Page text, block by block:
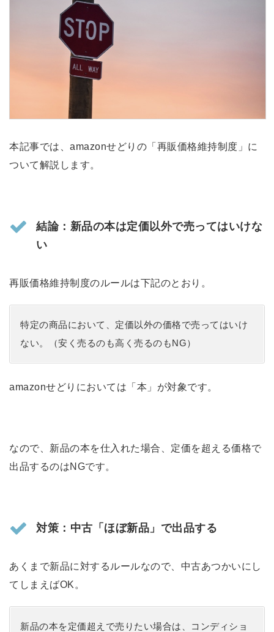
本記事では、amazonせどりの「再販価格維持制度」に
ついて解説します。
結論：新品の本は定価以外で売ってはいけな
い
再販価格維持制度のルールは下記のとおり。
特定の商品において、定価以外の価格で売ってはいけ
ない。（安く売るのも高く売るのもNG）
amazonせどりにおいては「本」が対象です。
なので、新品の本を仕入れた場合、定価を超える価格で
出品するのはNGです。
対策：中古「ほぼ新品」で出品する
あくまで新品に対するルールなので、中古あつかいにし
てしまえばOK。
新品の本を定価超えで売りたい場合は、コンディショ